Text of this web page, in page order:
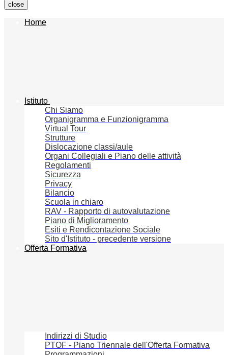
close
Home
Istituto
Chi Siamo
Organigramma e Funzionigramma
Virtual Tour
Strutture
Dislocazione classi/aule
Organi Collegiali e Piano delle attività
Regolamenti
Sicurezza
Privacy
Bilancio
Scuola in chiaro
RAV - Rapporto di autovalutazione
Piano di Miglioramento
Esiti e Rendicontazione Sociale
Sito d'Istituto - precedente versione
Offerta Formativa
Indirizzi di Studio
PTOF - Piano Triennale dell'Offerta Formativa